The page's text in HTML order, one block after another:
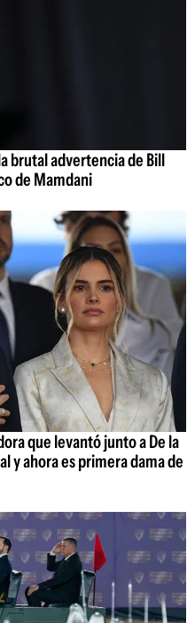
brutal advertencia de Bill
de Mamdani
que levantó junto a De la
y ahora es primera dama de